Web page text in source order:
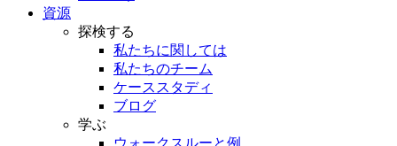
資源
探検する
私たちに関しては
私たちのチーム
ケーススタディ
ブログ
学ぶ
ウォークスルーと例